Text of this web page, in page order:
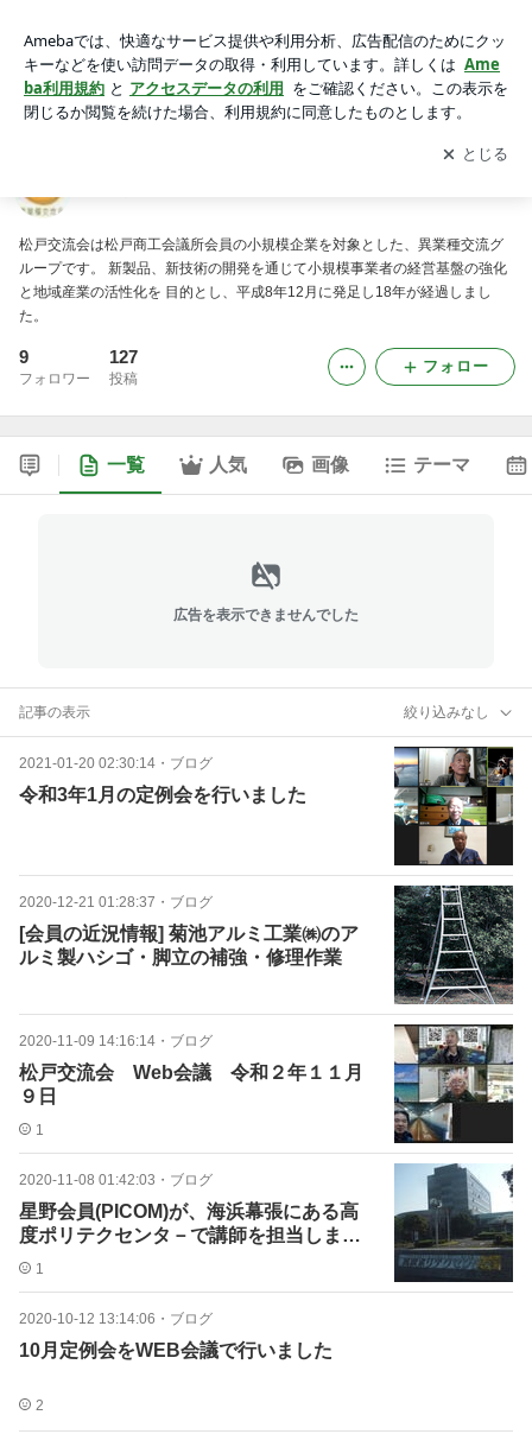
アプリをダウンロードして ブログの更新通知
を受け取りまし
ょう。
開く
松戸交流会は松戸商工会議所会員の小規模企業を対象とした、異業種交流グ
ループです。 新製品、新技術の開発を通じて小規模事業者の経営基盤の強化
と地域産業の活性化を 目的とし、平成8年12月に発足し18年が経過しまし
た。
9
フォロワー
127
投稿
フォロー
一覧 人気 画像 テーマ
広告を表示できませんでした
記事の表示 絞り込みなし
2021-01-20 02:30:14 ・ ブログ
令和3年1月の定例会を行いました
2020-12-21 01:28:37 ・ ブログ
[会員の近況情報] 菊池アルミ工業㈱のア
ルミ製ハシゴ・脚立の補強・修理作業
2020-11-09 14:16:14 ・ ブログ
松戸交流会 Web会議 令和２年１１月
９日
1
2020-11-08 01:42:03 ・ ブログ
星野会員(PICOM)が、海浜幕張にある高
度ポリテクセンタ－で講師を担当しまし
た1
2020-10-12 13:14:06 ・ ブログ
10月定例会をWEB会議で行いました
2